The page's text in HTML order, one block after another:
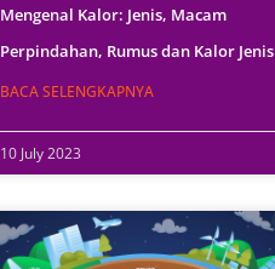
Mengenal Kalor: Jenis, Macam
Perpindahan, Rumus dan Kalor Jenis
BACA SELENGKAPNYA
10 July 2023